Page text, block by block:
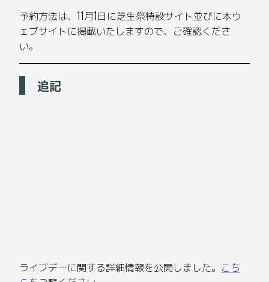
予約方法は、11月1日に芝生祭特設サイト並びに本ウ
ェブサイトに掲載いたしますので、ご確認くださ
い。
追記
ライブデーに関する詳細情報を公開しました。 こち